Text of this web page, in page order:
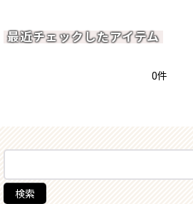
最近チェックしたアイテム
0件